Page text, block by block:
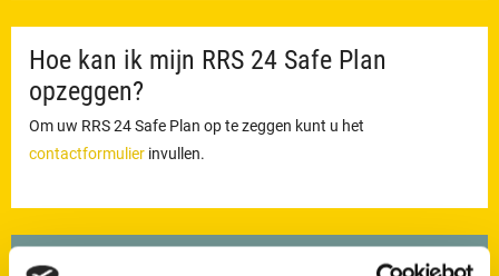
Hoe kan ik mijn RRS 24 Safe Plan
opzeggen?
Om uw RRS 24 Safe Plan op te zeggen kunt u het
contactformulier invullen.